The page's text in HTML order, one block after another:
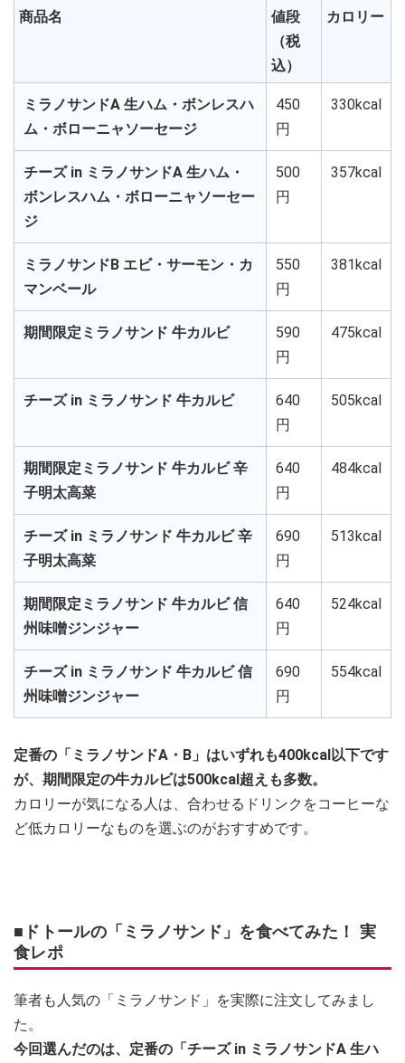
商品名
値段
（税
込）
カロリー
ミラノサンドA 生ハム・ボンレスハ
ム・ボローニャソーセージ
450
円
330kcal
チーズ in ミラノサンドA 生ハム・
ボンレスハム・ボローニャソーセー
ジ
500
円
357kcal
ミラノサンドB エビ・サーモン・カ
マンベール
550
円
381kcal
期間限定ミラノサンド 牛カルビ
590
円
475kcal
チーズ in ミラノサンド 牛カルビ
640
円
505kcal
期間限定ミラノサンド 牛カルビ 辛
子明太高菜
640
円
484kcal
チーズ in ミラノサンド 牛カルビ 辛
子明太高菜
690
円
513kcal
期間限定ミラノサンド 牛カルビ 信
州味噌ジンジャー
640
円
524kcal
チーズ in ミラノサンド 牛カルビ 信
州味噌ジンジャー
690
円
554kcal
定番の「ミラノサンドA・B」はいずれも400kcal以下です
が、期間限定の牛カルビは500kcal超えも多数。
カロリーが気になる人は、合わせるドリンクをコーヒーな
ど低カロリーなものを選ぶのがおすすめです。
■ドトールの「ミラノサンド」を食べてみた！ 実
食レポ
筆者も人気の「ミラノサンド」を実際に注文してみまし
た。
今回選んだのは、定番の「チーズ in ミラノサンドA 生ハ